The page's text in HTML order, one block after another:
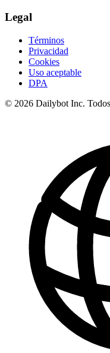
Legal
Términos
Privacidad
Cookies
Uso aceptable
DPA
© 2026 Dailybot Inc.